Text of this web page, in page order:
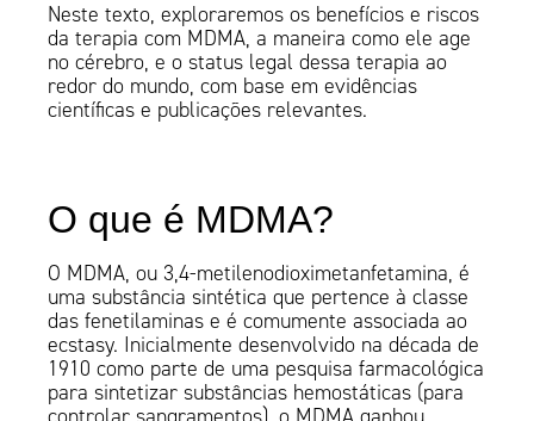
Neste texto, exploraremos os benefícios e riscos
da terapia com MDMA, a maneira como ele age
no cérebro, e o status legal dessa terapia ao
redor do mundo, com base em evidências
científicas e publicações relevantes.
O que é MDMA?
O MDMA, ou 3,4-metilenodioximetanfetamina, é
uma substância sintética que pertence à classe
das fenetilaminas e é comumente associada ao
ecstasy. Inicialmente desenvolvido na década de
1910 como parte de uma pesquisa farmacológica
para sintetizar substâncias hemostáticas (para